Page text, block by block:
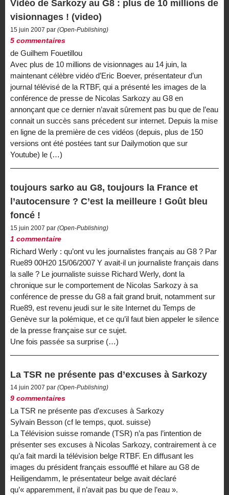
Vidéo de Sarkozy au G8 : plus de 10 millions de
visionnages ! (video)
15 juin 2007 par (Open-Publishing)
5 commentaires
de Guilhem Fouetillou
Avec plus de 10 millions de visionnages au 14 juin, la
maintenant célèbre vidéo d’Eric Boever, présentateur d’un
journal télévisé de la RTBF, qui a présenté les images de la
conférence de presse de Nicolas Sarkozy au G8 en
annonçant que ce dernier n’avait sûrement pas bu que de l’eau
connait un succès sans précedent sur internet. Depuis la mise
en ligne de la première de ces vidéos (depuis, plus de 150
versions ont été postées tant sur Dailymotion que sur
Youtube) le (…)
toujours sarko au G8, toujours la France et
l’autocensure ? C’est la meilleure ! Goût bleu
foncé !
15 juin 2007 par (Open-Publishing)
1 commentaire
Richard Werly : qu’ont vu les journalistes français au G8 ? Par
Rue89 00H20 15/06/2007 Y avait-il un journaliste français dans
la salle ? Le journaliste suisse Richard Werly, dont la
chronique sur le comportement de Nicolas Sarkozy à sa
conférence de presse du G8 a fait grand bruit, notamment sur
Rue89, est revenu jeudi sur le site Internet du Temps de
Genève sur la polémique, et ce qu’il faut bien appeler le silence
de la presse française sur ce sujet.
Une fois passée sa surprise (…)
La TSR ne présente pas d’excuses à Sarkozy
14 juin 2007 par (Open-Publishing)
9 commentaires
La TSR ne présente pas d’excuses à Sarkozy
Sylvain Besson (cf le temps, quot. suisse)
La Télévision suisse romande (TSR) n’a pas l’intention de
présenter ses excuses à Nicolas Sarkozy, contrairement à ce
qu’a fait mardi la télévision belge RTBF. En diffusant les
images du président français essoufflé et hilare au G8 de
Heiligendamm, le présentateur belge avait déclaré
qu’« apparemment, il n’avait pas bu que de l’eau ».